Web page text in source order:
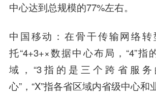
中心达到总规模的77%左右。
中国移动 ：在骨干传输网络
托“4+3+×数据中心布局，“4”指
域，“3指的是三个跨省服务
心”，“X”指各省区域内省级中心和